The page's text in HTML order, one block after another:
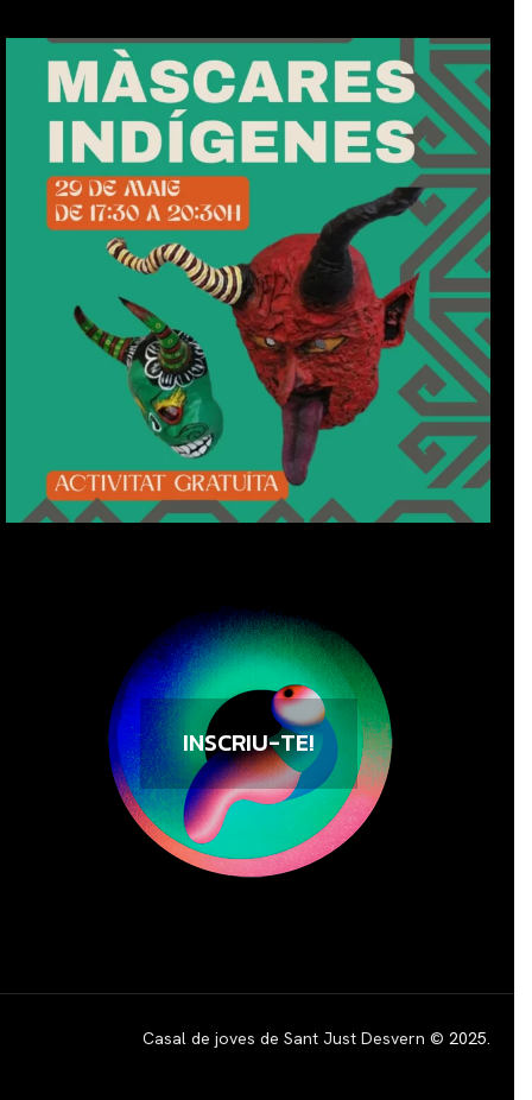
INSCRIU-TE!
Casal de joves de Sant Just Desvern © 2025.